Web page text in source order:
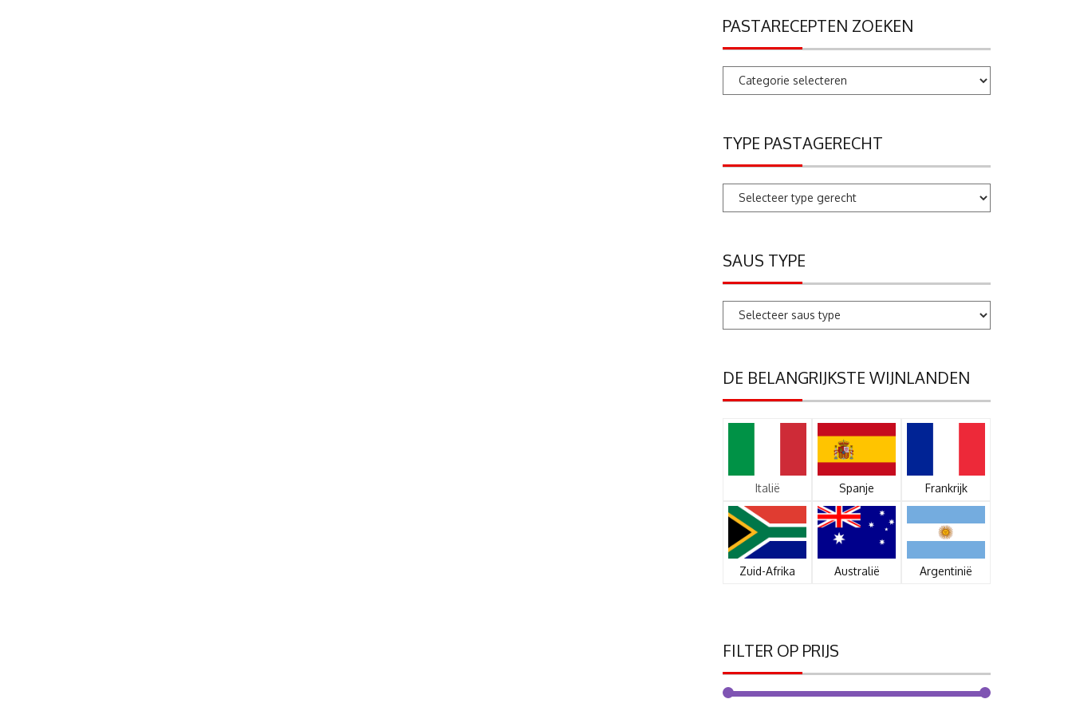
PASTARECEPTEN ZOEKEN
Pastarecepten
TYPE PASTAGERECHT
SAUS TYPE
DE BELANGRIJKSTE WIJNLANDEN
Italië Spanje Frankrijk
Zuid-Afrika Australië Argentinië
FILTER OP PRIJS